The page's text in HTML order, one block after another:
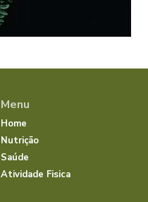
Menu
Home
Nutrição
Saúde
Atividade Fisica